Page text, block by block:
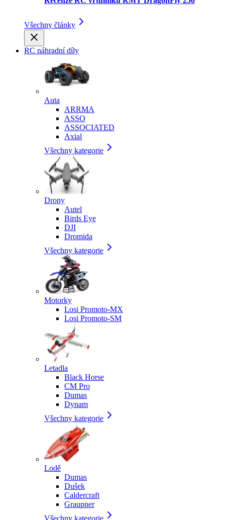
Všechny články
RC náhradní díly
Auta
ARRMA
ASSO
ASSOCIATED
Axial
Všechny kategorie
Drony
Autel
Birds Eye
DJI
Dromida
Všechny kategorie
Motorky
Losi Promoto-MX
Losi Promoto-SM
Letadla
Black Horse
CM Pro
Dumas
Dynam
Všechny kategorie
Lodě
Dumas
Dušek
Caldercraft
Graupner
Všechny kategorie